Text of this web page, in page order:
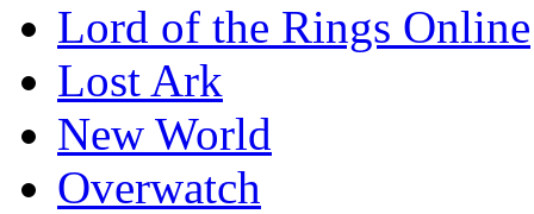
Lord of the Rings Online
Lost Ark
New World
Overwatch